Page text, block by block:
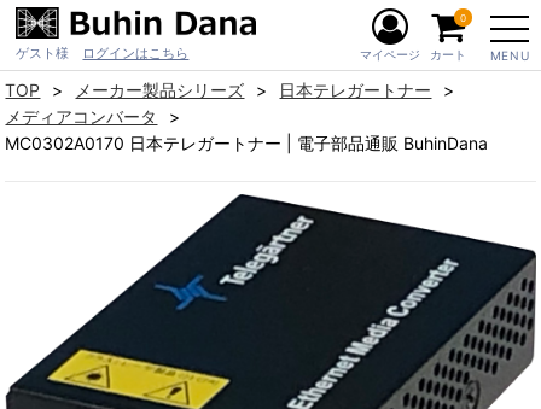
ゲスト様 ログインはこちら MENU
マイページ カート
0
TOP メーカー製品シリーズ
日本テレガートナー
メディアコンバータ
MC0302A0170 日本テレガートナー | 電子部品通販 BuhinDana